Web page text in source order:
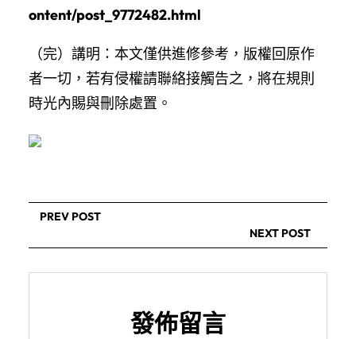
ontent/post_9772482.html
（完）講明：本文僅供進修參考，版權回原作
者一切，若有侵權請聯絡接觸告之，將在規則
時光內賜與刪除處置。
PREV POST
NEXT POST
發佈留言